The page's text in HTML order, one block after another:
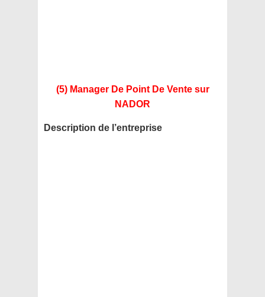
(5) Manager De Point De Vente sur
NADOR
Description de l’entreprise